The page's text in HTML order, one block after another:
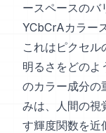
ースペースのバ
YCbCrAカラー
これはピクセ
明るさをどのよ
のカラー成分の
みは、人間の視
す輝度関数を近